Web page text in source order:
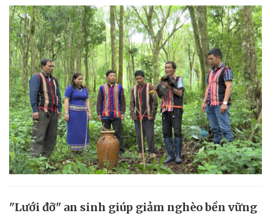
"Lưới đỡ" an sinh giúp giảm nghèo bền vững